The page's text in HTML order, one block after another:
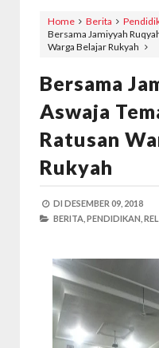
Home Berita
Bersama Jamiyyah
Warga Belajar Rukyah
Bersama
Aswaja
Ratusan
Rukyah
DI DESEMBER 09, 2018
BERITA, PENDIDIKAN,